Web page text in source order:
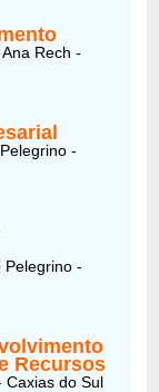
Rech -
-
Pelegrino -
Recursos
Caxias do Sul